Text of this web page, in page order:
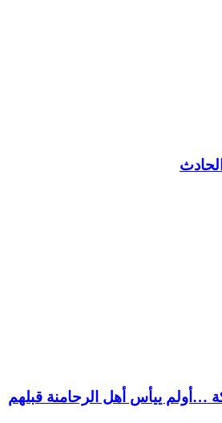
ييأس أهل الرحامنة قبلهم